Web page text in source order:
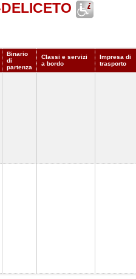
Binario
di
partenza
Classi e servizi
a bordo
Impresa di
trasporto